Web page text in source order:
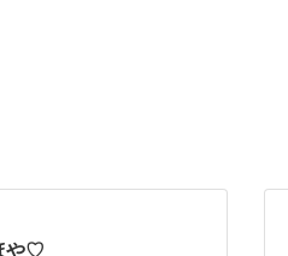
や♡